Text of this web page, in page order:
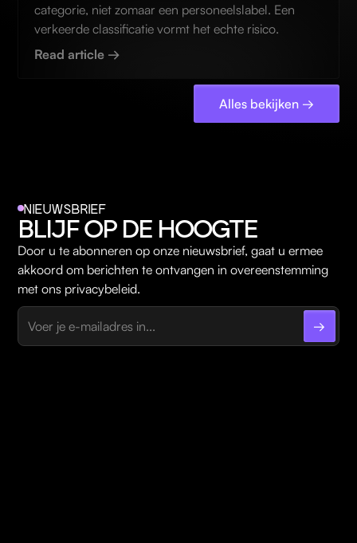
categorie, niet zomaar een personeelslabel. Een
verkeerde classificatie vormt het echte risico.
Read article →
Alles bekijken →
NIEUWSBRIEF
BLIJF OP DE HOOGTE
Door u te abonneren op onze nieuwsbrief, gaat u ermee
akkoord om berichten te ontvangen in overeenstemming
met ons privacybeleid.